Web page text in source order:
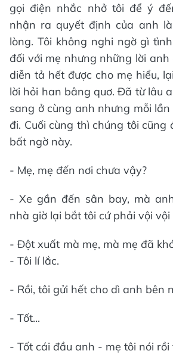
gọi điện nhắc nhở tôi để ý
nhận ra quyết định của anh
lòng. Tôi không nghi ngờ gì
đối với mẹ nhưng những lời
diễn tả hết được cho mẹ hiểu,
lời hỏi han bâng quơ. Đã từ lâu
sang ở cùng anh nhưng mỗi
đi. Cuối cùng thì chúng tôi cũng
bất ngờ này.
- Mẹ, mẹ đến nơi chưa vậy?
- Xe gần đến sân bay, mà
nhà giờ lại bắt tôi cứ phải vội
- Đột xuất mà mẹ, mà mẹ đã
- Tôi lí lắc.
- Rồi, tôi gửi hết cho dì anh bên
- Tốt...
- Tốt cái đầu anh - mẹ tôi nói rồi